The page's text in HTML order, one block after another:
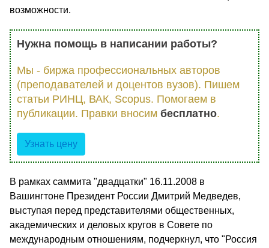
возможности.
Нужна помощь в написании работы?
Мы - биржа профессиональных авторов
(преподавателей и доцентов вузов). Пишем
статьи РИНЦ, ВАК, Scopus. Помогаем в
публикации. Правки вносим бесплатно.
Узнать цену
В рамках саммита "двадцатки" 16.11.2008 в
Вашингтоне Президент России Дмитрий Медведев,
выступая перед представителями общественных,
академических и деловых кругов в Совете по
международным отношениям, подчеркнул, что "Россия